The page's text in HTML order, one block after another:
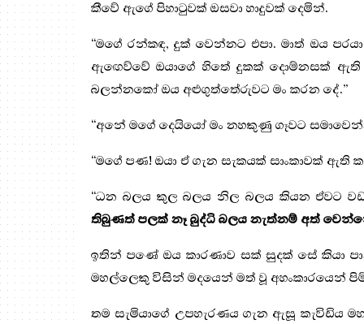
කීවේ ඇගේ පිහාටුවක් ඔසවා හාදුවක් දෙමින්.
“මගේ රන්කඳ, දුක් වෙන්නට එපා. මාත් ඔය
ඇඟෙව්වේ ඔයාගේ හිතේ දුකක් දොම්නසක් ඇති
බලන්නකෝ ඔය අළුගුත්තේරුවට මං කරන දේ.”
“අනේ මගේ දෙයියෝ මං නහකුණු ගෑවට
“මගේ පණ! ඔයා ඒ ගැන සැකයක් සාංකාවක්
“ධන බලය කුල බලය නිල බලය කියන ඒවට
තිබුණත් පලක් නෑ බුද්ධි බලය නැත්නම් අත්
ඉතින් පණේ ඔය කාරණාව සක් සුදක් සේ කියා
මහල්ලෙකු විසින් මදයෙන් මත් වූ අහංකාරයෙන්
තම සැමියාගේ උපහැරණය ගැන ඇසූ